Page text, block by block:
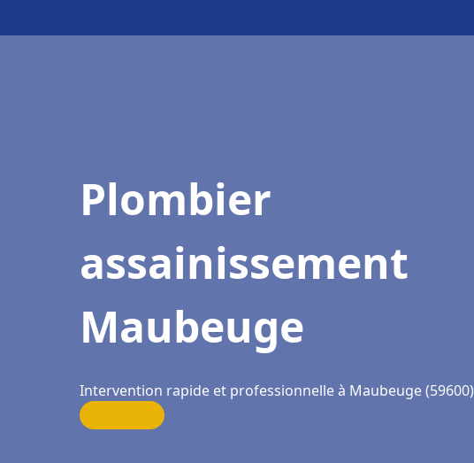
Plombier
assainissement
Maubeuge
Intervention rapide et professionnelle à Maubeuge (59600)